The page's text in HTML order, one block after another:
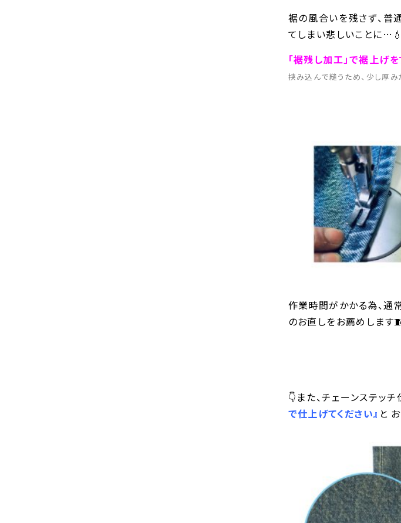
裾の風合いを残さず、普
てしまい悲しいことに…💧
「裾残し加工」で裾上げ
挟み込んで縫うため、少し厚み
作業時間がかかる為、通
のお直しをお薦めします
👇また、チェーンステッ
で仕上げてください』 と